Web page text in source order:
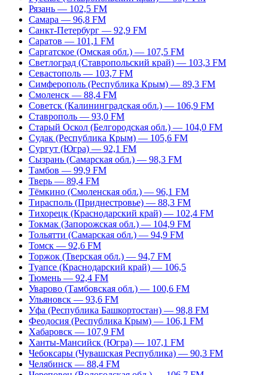
Рязань — 102,5 FM
Самара — 96,8 FM
Санкт-Петербург — 92,9 FM
Саратов — 101,1 FM
Саргатское (Омская обл.) — 107,5 FM
Светлоград (Ставропольский край) — 103,3 FM
Севастополь — 103,7 FM
Симферополь (Республика Крым) — 89,3 FM
Смоленск — 88,4 FM
Советск (Калининградская обл.) — 106,9 FM
Ставрополь — 93,0 FM
Старый Оскол (Белгородская обл.) — 104,0 FM
Судак (Республика Крым) — 105,6 FM
Сургут (Югра) — 92,1 FM
Сызрань (Самарская обл.) — 98,3 FM
Тамбов — 99,9 FM
Тверь — 89,4 FM
Тёмкино (Смоленская обл.) — 96,1 FM
Тирасполь (Приднестровье) — 88,3 FM
Тихорецк (Краснодарский край) — 102,4 FM
Токмак (Запорожская обл.) — 104,9 FM
Тольятти (Самарская обл.) — 94,9 FM
Томск — 92,6 FM
Торжок (Тверская обл.) — 94,7 FM
Туапсе (Краснодарский край) — 106,5
Тюмень — 92,4 FM
Уварово (Тамбовская обл.) — 100,6 FM
Ульяновск — 93,6 FM
Уфа (Республика Башкортостан) — 98,8 FM
Феодосия (Республика Крым) — 106,1 FM
Хабаровск — 107,9 FM
Ханты-Мансийск (Югра) — 107,1 FM
Чебоксары (Чувашская Республика) — 90,3 FM
Челябинск — 88,4 FM